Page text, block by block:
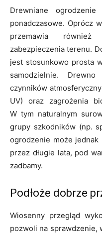
Drewniane
ponadczasowe. Oprócz
przemawia
zabezpieczenia terenu.
jest stosunkowo prosta
samodzielnie.
czynników
UV) oraz zagrożenia
W tym naturalnym
grupy szkodników (np.
ogrodzenie może
przez długie lata, pod
zadbamy.
Podłoże dobrze
Wiosenny przegląd
pozwoli na sprawdzenie,